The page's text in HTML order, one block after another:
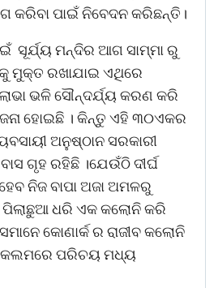
କରିବା ପାଇଁ ନିବେଦନ କରିଛନ୍ତି।
ସୂର୍ଯ୍ୟ ମନ୍ଦିର ଆଗ ସାମ୍ମା ରୁ
ମୁକ୍ତ ରଖାଯାଇ ଏଥିରେ
ଭଳି ସୌନ୍ଦର୍ଯ୍ୟ କରଣ କରି
ହୋଇଛି । କିନ୍ତୁ ଏହି ୩୦ଏକର
ଅନୁଷ୍ଠାନ ସରକାରୀ
ଗୃହ ରହିଛି ।ଯେଉଁଠି ଦୀର୍ଘ
ନିଜ ବାପା ଅଜା ଅମଳରୁ
ଧରି ଏକ କଲୋନି କରି
କୋଣାର୍କ ର ରାଜୀବ କଲୋନି
କଲମରେ ପରିଚୟ ମଧ୍ୟ